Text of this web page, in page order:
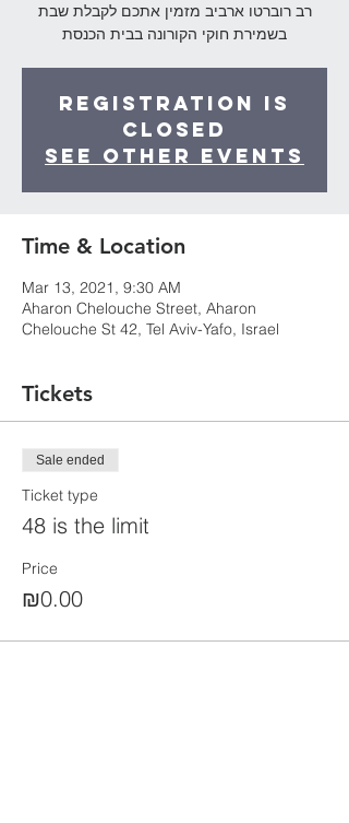
רב רוברטו ארביב מזמין אתכם לקבלת שבת
בשמירת חוקי הקורונה בבית הכנסת
Registration is
Closed
See other events
Time & Location
Mar 13, 2021, 9:30 AM
Aharon Chelouche Street, Aharon
Chelouche St 42, Tel Aviv-Yafo, Israel
Tickets
Sale ended
Ticket type
48 is the limit
Price
₪0.00